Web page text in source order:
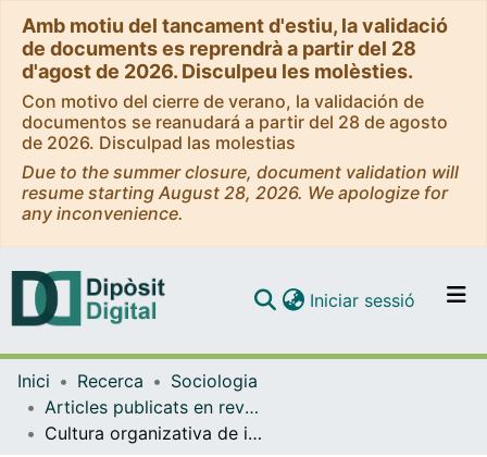
Amb motiu del tancament d'estiu, la validació
de documents es reprendrà a partir del 28
d'agost de 2026. Disculpeu les molèsties.
Con motivo del cierre de verano, la validación de
documentos se reanudará a partir del 28 de agosto
de 2026. Disculpad las molestias
Due to the summer closure, document validation will
resume starting August 28, 2026. We apologize for
any inconvenience.
Navega per tot el DD
Com publicar
Iniciar sessió (current)
Inici Recerca
Sociologia
Articles publicats en revistes (Sociologia)
Cultura organizativa de investigadores y entorno político y social